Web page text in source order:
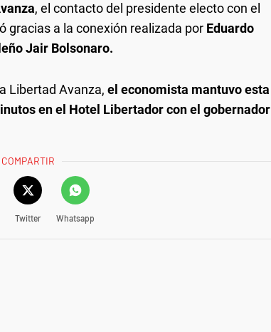
, el contacto del presidente electo con el
gracias a la conexión realizada por Eduardo
Jair Bolsonaro.
Libertad Avanza, el economista mantuvo esta
en el Hotel Libertador con el gobernador
COMPARTIR
Twitter Whatsapp